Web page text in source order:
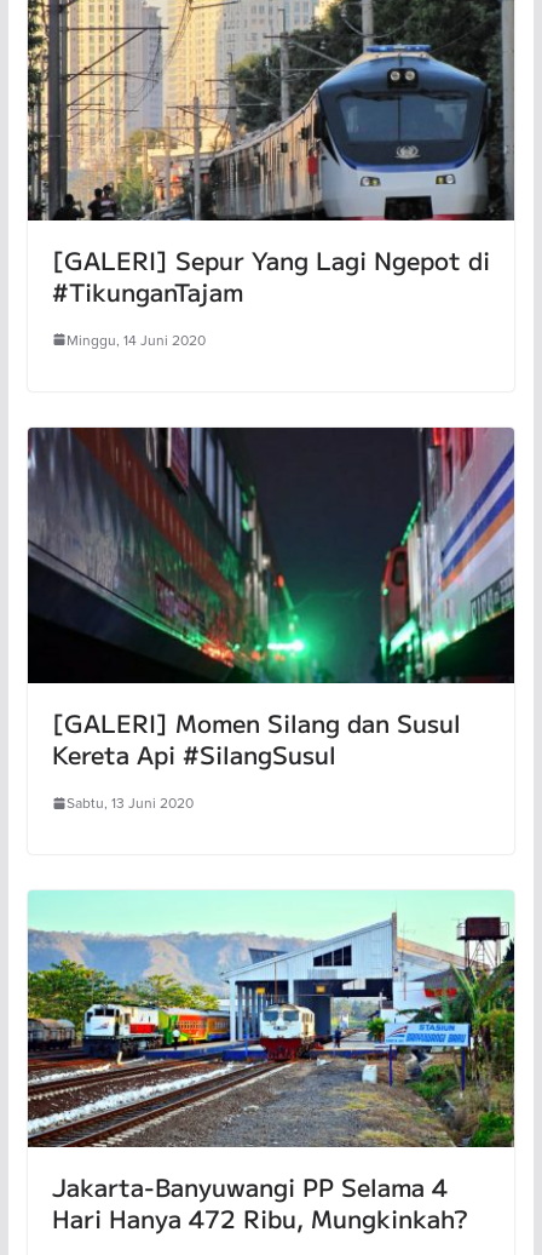
[GALERI] Sepur Yang Lagi Ngepot di
#TikunganTajam
Minggu, 14 Juni 2020
[GALERI] Momen Silang dan Susul
Kereta Api #SilangSusul
Sabtu, 13 Juni 2020
Jakarta-Banyuwangi PP Selama 4
Hari Hanya 472 Ribu, Mungkinkah?